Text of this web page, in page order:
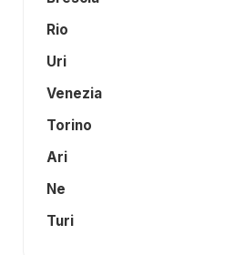
Rio
Uri
Venezia
Torino
Ari
Ne
Turi